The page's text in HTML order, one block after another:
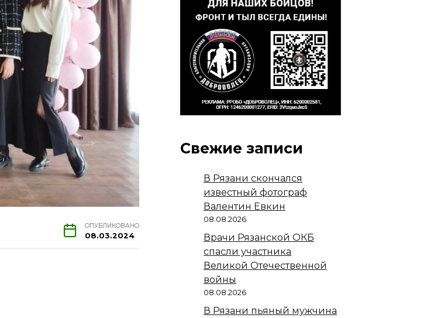
ОПУБЛИКОВАНО
08.03.2024
Свежие записи
В Рязани скончался
известный фотограф
Валентин Евкин
08.08.2026
Врачи Рязанской ОКБ
спасли участника
Великой Отечественной
войны
08.08.2026
В Рязани пьяный мужчина